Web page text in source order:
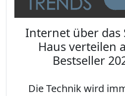
Internet über das
Haus verteilen
Bestseller
Die Technik wird